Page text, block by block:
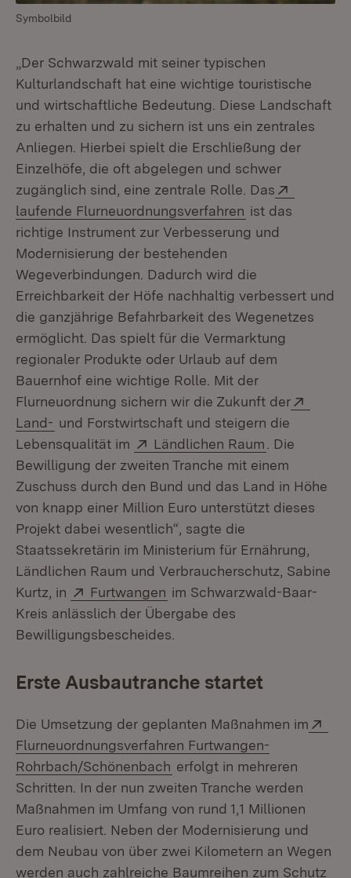
Symbolbild
„Der Schwarzwald mit seiner typischen
Kulturlandschaft hat eine wichtige touristische
und wirtschaftliche Bedeutung. Diese Landschaft
zu erhalten und zu sichern ist uns ein zentrales
Anliegen. Hierbei spielt die Erschließung der
Einzelhöfe, die oft abgelegen und schwer
zugänglich sind, eine zentrale Rolle. Das
laufende Flurneuordnungsverfahren (Öffnet in
ist das
richtige Instrument zur Verbesserung und
Modernisierung der bestehenden
Wegeverbindungen. Dadurch wird die
Erreichbarkeit der Höfe nachhaltig verbessert und
die ganzjährige Befahrbarkeit des Wegenetzes
ermöglicht. Das spielt für die Vermarktung
regionaler Produkte oder Urlaub auf dem
Bauernhof eine wichtige Rolle. Mit der
Flurneuordnung sichern wir die Zukunft der
Land- (Öffnet in neuem Fenster)
und Forstwirtschaft und steigern die
Lebensqualität im
Extern:
Ländlichen Raum (Öffnet in
. Die
Bewilligung der zweiten Tranche mit einem
Zuschuss durch den Bund und das Land in Höhe
von knapp einer Million Euro unterstützt dieses
Projekt dabei wesentlich“, sagte die
Staatssekretärin im Ministerium für Ernährung,
Ländlichen Raum und Verbraucherschutz, Sabine
Kurtz, in
Extern:
Furtwangen (Öffnet in neuem Fenster)
im Schwarzwald-Baar-
Kreis anlässlich der Übergabe des
Bewilligungsbescheides.
Erste Ausbautranche startet
Die Umsetzung der geplanten Maßnahmen im
Flurneuordnungsverfahren Furtwangen-
Rohrbach/Schönenbach (Öffnet in neuem Fenster)
erfolgt in mehreren
Schritten. In der nun zweiten Tranche werden
Maßnahmen im Umfang von rund 1,1 Millionen
Euro realisiert. Neben der Modernisierung und
dem Neubau von über zwei Kilometern an Wegen
werden auch zahlreiche Baumreihen zum Schutz